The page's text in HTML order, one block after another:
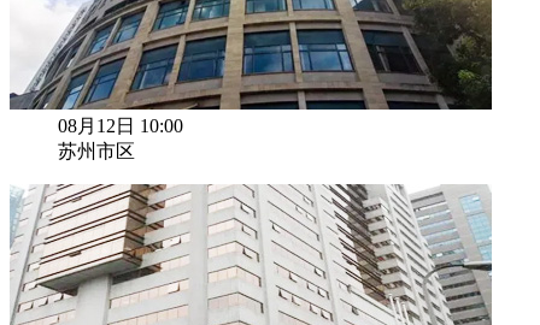
08月12日 10:00
苏州市区